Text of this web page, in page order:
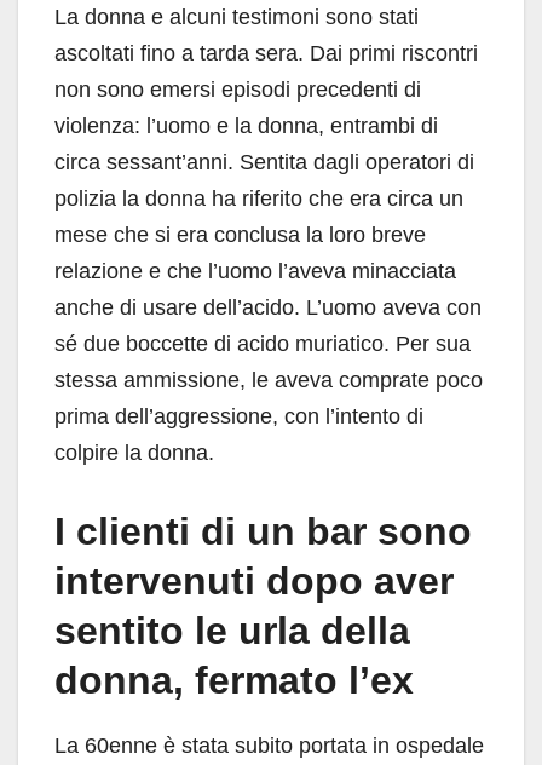
La donna e alcuni testimoni sono stati
ascoltati fino a tarda sera. Dai primi riscontri
non sono emersi episodi precedenti di
violenza: l’uomo e la donna, entrambi di
circa sessant’anni. Sentita dagli operatori di
polizia la donna ha riferito che era circa un
mese che si era conclusa la loro breve
relazione e che l’uomo l’aveva minacciata
anche di usare dell’acido. L’uomo aveva con
sé due boccette di acido muriatico. Per sua
stessa ammissione, le aveva comprate poco
prima dell’aggressione, con l’intento di
colpire la donna.
I clienti di un bar sono
intervenuti dopo aver
sentito le urla della
donna, fermato l’ex
La 60enne è stata subito portata in ospedale